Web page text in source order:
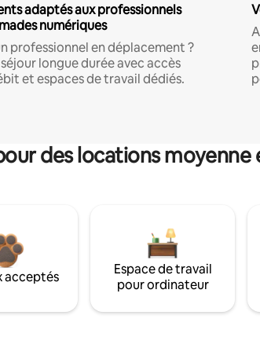
adaptés aux professionnels
numériques
professionnel en déplacement ?
longue durée avec accès
et espaces de travail dédiés.
des locations
acceptés
Espace de travail
pour ordinateur